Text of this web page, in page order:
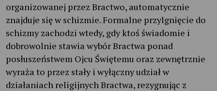
organizowanej przez Bractwo, automatycznie
znajduje się w schizmie. Formalne przylgnięcie do
schizmy zachodzi wtedy, gdy ktoś świadomie i
dobrowolnie stawia wybór Bractwa ponad
posłuszeństwem Ojcu Świętemu oraz zewnętrznie
wyraża to przez stały i wyłączny udział w
działaniach religijnych Bractwa, rezygnując z